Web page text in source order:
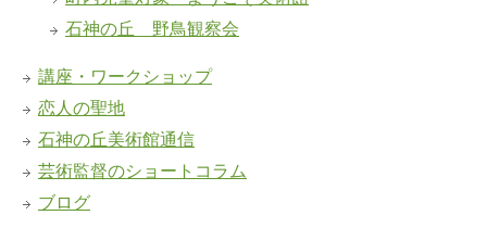
石神の丘 野鳥観察会
講座・ワークショップ
恋人の聖地
石神の丘美術館通信
芸術監督のショートコラム
ブログ